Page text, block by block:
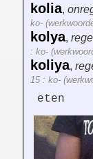
kolia,
ko-
kolya,
: ko-
koliya,
15 : ko-
eten